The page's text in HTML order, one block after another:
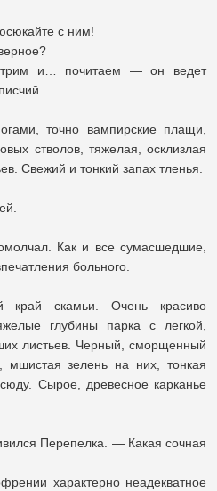
с ним!
и… почитаем — он ведет
точно вампирские плащи,
стволов, тяжелая, осклизлая
Свежий и тонкий запах тленья.
Как и все сумасшедшие,
больного.
край скамьи. Очень красиво
глубины парка с легкой,
листьев. Черный, сморщенный
мшистая зелень на них, тонкая
Сырое, древесное карканье
Перепелка. — Какая сочная
характерно неадекватное